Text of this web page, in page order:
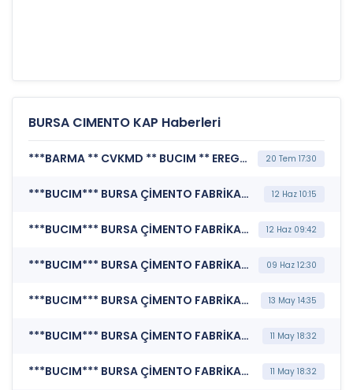
BURSA CIMENTO KAP Haberleri
***BARMA ** CVKMD ** BUCIM ** EREGL*** MERKEZİ KAYIT KURULUŞU A.Ş. (Borsada İşlem Gören Tipe Dönüşüm Duyurusu) 20 Tem 17:30
***BUCIM*** BURSA ÇİMENTO FABRİKASI A.Ş. (Sermaye Artırımından Elde Edilecek - Edilen Fonun Kullanımına İlişkin Rapor) 12 Haz 10:15
***BUCIM*** BURSA ÇİMENTO FABRİKASI A.Ş. (Sermaye Artırımı - Azaltımı İşlemlerine İlişkin Bildirim) 12 Haz 09:42
***BUCIM*** BURSA ÇİMENTO FABRİKASI A.Ş. (Özel Durum Açıklaması (Genel)) 09 Haz 12:30
***BUCIM*** BURSA ÇİMENTO FABRİKASI A.Ş. (Şirket Genel Bilgi Formu) 13 May 14:35
***BUCIM*** BURSA ÇİMENTO FABRİKASI A.Ş. (Sorumluluk Beyanı (Konsolide)) 11 May 18:32
***BUCIM*** BURSA ÇİMENTO FABRİKASI A.Ş. (Faaliyet Raporu (Konsolide)) 11 May 18:32